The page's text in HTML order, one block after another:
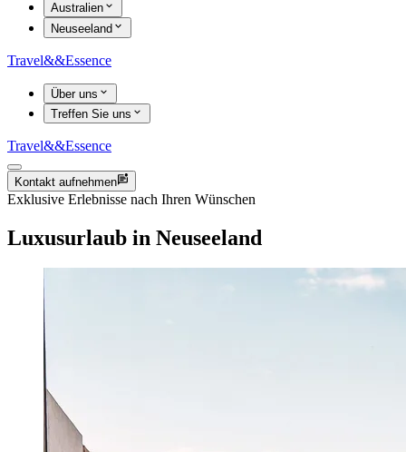
Australien
Neuseeland
Travel&&Essence
Über uns
Treffen Sie uns
Travel&&Essence
Kontakt aufnehmen
Exklusive Erlebnisse nach Ihren Wünschen
Luxusurlaub in Neuseeland